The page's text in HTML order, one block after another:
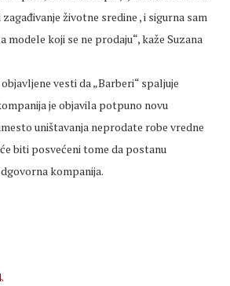
životne sredine , i sigurna sam
modele koji se ne prodaju“, kaže Suzana
vesti da „Barberi“ spaljuje
je objavila potpuno novu
uništavanja neprodate robe vredne
biti posvećeni tome da postanu
kompanija.